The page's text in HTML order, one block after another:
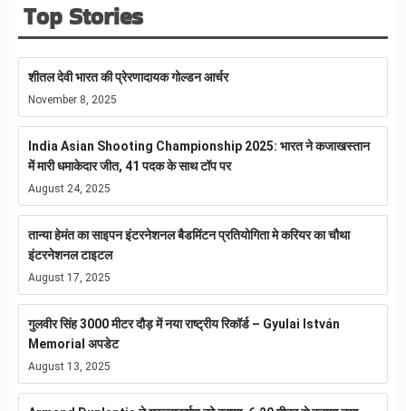
Top Stories
शीतल देवी भारत की प्रेरणादायक गोल्डन आर्चर
November 8, 2025
India Asian Shooting Championship 2025: भारत ने कजाखस्तान
में मारी धमाकेदार जीत, 41 पदक के साथ टॉप पर
August 24, 2025
तान्या हेमंत का साइपन इंटरनेशनल बैडमिंटन प्रतियोगिता मे करियर का चौथा
इंटरनेशनल टाइटल
August 17, 2025
गुलवीर सिंह 3000 मीटर दौड़ में नया राष्ट्रीय रिकॉर्ड – Gyulai István
Memorial अपडेट
August 13, 2025